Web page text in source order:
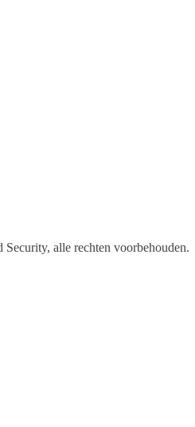
alle rechten voorbehouden.